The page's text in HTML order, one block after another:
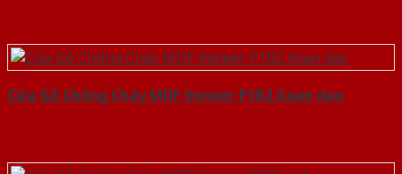
Cửa Gỗ Chống Cháy MDF Veneer P1R2 Xoan dao